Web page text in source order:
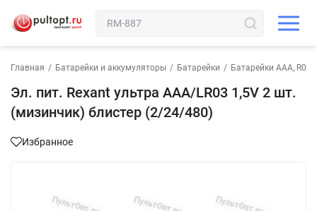
Главная / Батарейки и аккумуляторы / Батарейки / Батарейки AAA,
Эл. пит. Rexant ультра AAA/LR03 1,5V 2 шт.
(мизинчик) блистер (2/24/480)
Избранное